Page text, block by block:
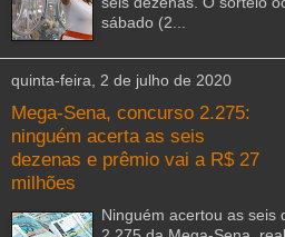
sábado (2...
quinta-feira, 2 de julho de 2020
Mega-Sena, concurso 2.275:
ninguém acerta as seis
dezenas e prêmio vai a R$ 27
milhões
Ninguém acertou as seis